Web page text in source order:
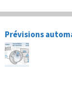
Prévisions